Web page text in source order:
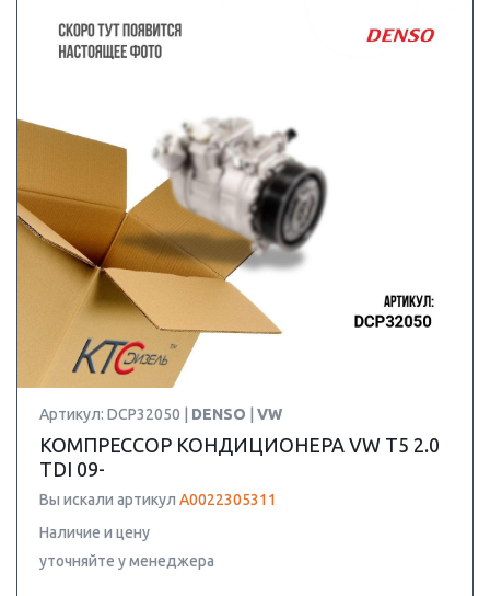
Артикул: DCP32050 | DENSO VW
КОМПРЕССОР КОНДИЦИОНЕРА VW T5 2.0
TDI 09-
Вы искали артикул A0022305311
Наличие и цену
уточняйте у менеджера